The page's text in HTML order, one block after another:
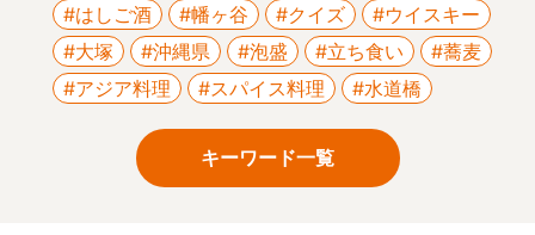
#はしご酒 #幡ヶ谷 #クイズ
#ウイスキー
#大塚
#沖縄県 #泡盛 #立ち食い
#蕎麦
#アジア料理
#スパイス料理 #水道橋
キーワード一覧